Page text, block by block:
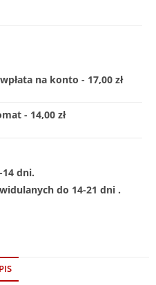
na konto - 17,00 zł
- 14,00 zł
dni.
do 14-21 dni .